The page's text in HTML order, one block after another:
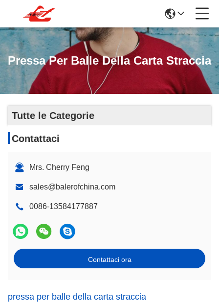
Pressa Per Balle Della Carta Straccia
Tutte le Categorie
Contattaci
Mrs. Cherry Feng
sales@balerofchina.com
0086-13584177887
Contattaci ora
pressa per balle della carta straccia